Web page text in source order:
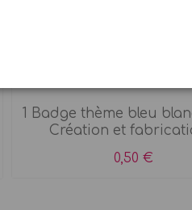
1 Badge thème bleu
Création et
0,50 €